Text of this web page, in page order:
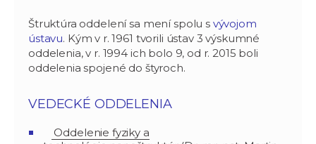
Štruktúra oddelení sa mení spolu s vývojom
ústavu. Kým v r. 1961 tvorili ústav 3 výskumné
oddelenia, v r. 1994 ich bolo 9, od r. 2015 boli
oddelenia spojené do štyroch.
VEDECKÉ ODDELENIA
Oddelenie fyziky a